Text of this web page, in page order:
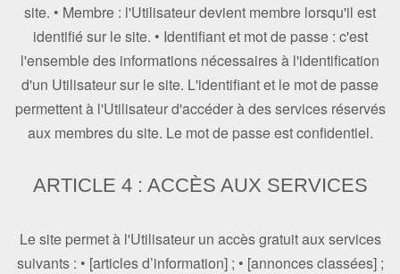
site. • Membre : l'Utilisateur devient membre lorsqu'il est
identifié sur le site. • Identifiant et mot de passe : c'est
l'ensemble des informations nécessaires à l'identification
d'un Utilisateur sur le site. L'identifiant et le mot de passe
permettent à l'Utilisateur d'accéder à des services réservés
aux membres du site. Le mot de passe est confidentiel.
ARTICLE 4 : ACCÈS AUX SERVICES
Le site permet à l'Utilisateur un accès gratuit aux services
suivants : • [articles d’information] ; • [annonces classées] ;